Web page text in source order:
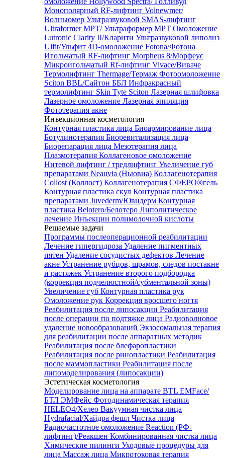
Монополярный RF-лифтинг Volnewmer/
Волньюмер Ультразвуковой SMAS-лифтинг
Ultraformer MPT/ Ультраформер MPT Омоложение
Lutronic Clarity II/Кларити Ультразвуковой липолиз
Ulfit/Ульфит 4D-омоложение Fotona/Фотона
Игольчатый RF-лифтинг Morpheus 8/Морфеус
Микроигольчатый Rf-лифтинг Vivace/Виваче
Термолифтинг Thermage/Термаж Фотоомоложение
Sciton BBL/Сайтон ББЛ Инфракрасный
термолифтинг Skin Tyte Sciton Лазерная шлифовка
Лазерное омоложение Лазерная эпиляция
Фототерапия акне
Инъекционная косметология
Контурная пластика лица Биоармирование лица
Ботулинотерапия Биоревитализация лица
Биорепарация лица Мезотерапия лица
Плазмотерапия Коллагеновое омоложение
Нитевой лифтинг / тредлифтинг Увеличение губ
препаратами Neauvia (Ньювиа) Коллагенотерапия
Collost (Коллост) Коллагенотерапия СФЕРО®гель
Контурная пластика скул Контурная пластика
препаратами Juvederm/Ювидерм Контурная
пластика Belotero/Белотеро Липолитическое
лечение Инъекции полимолочной кислоты
Решаемые задачи
Программы послеоперационной реабилитации
Лечение гипергидроза Удаление пигментных
пятен Удаление сосудистых дефектов Лечение
акне Устранение рубцов, шрамов, следов постакне
и растяжек Устранение второго подбородка
(коррекция подчелюстной/субментальной зоны)
Увеличение губ Контурная пластика рук
Омоложение рук Коррекция вросшего ногтя
Реабилитация после липосакции Реабилитация
после операции по подтяжке лица Радиоволновое
удаление новообразований Экзосомальная терапия
для реабилитации после аппаратных методик
Реабилитация после блефаропластики
Реабилитация после ринопластики Реабилитация
после маммопластики Реабилитация после
липомоделирования (липосакции)
Эстетическая косметология
Моделирование лица на аппарате BTL EMFace/
БТЛ ЭМФейс Фотодинамическая терапия
HELEO4/Хелео Вакуумная чистка лица
Hydrafacial/Хайдра фешл Чистка лица
Радиочастотное омоложение Reaction (РФ-
лифтинг)/Реакшен Комбинированная чистка лица
Химические пилинги Уходовые процедуры для
лица Массаж лица Микротоковая терапия